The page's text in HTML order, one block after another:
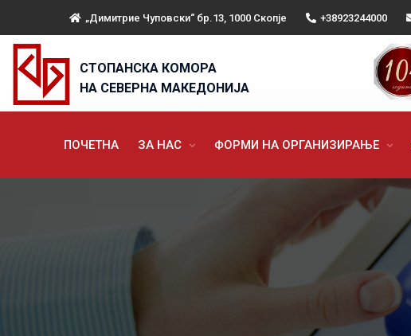
„Димитрие Чуповски“ бр.13, 1000 Скопје +38923244000
СТОПАНСКА КОМОРА
НА СЕВЕРНА МАКЕДОНИЈА
ПОЧЕТНА ЗА НАС ФОРМИ НА ОРГАНИЗИРАЊЕ